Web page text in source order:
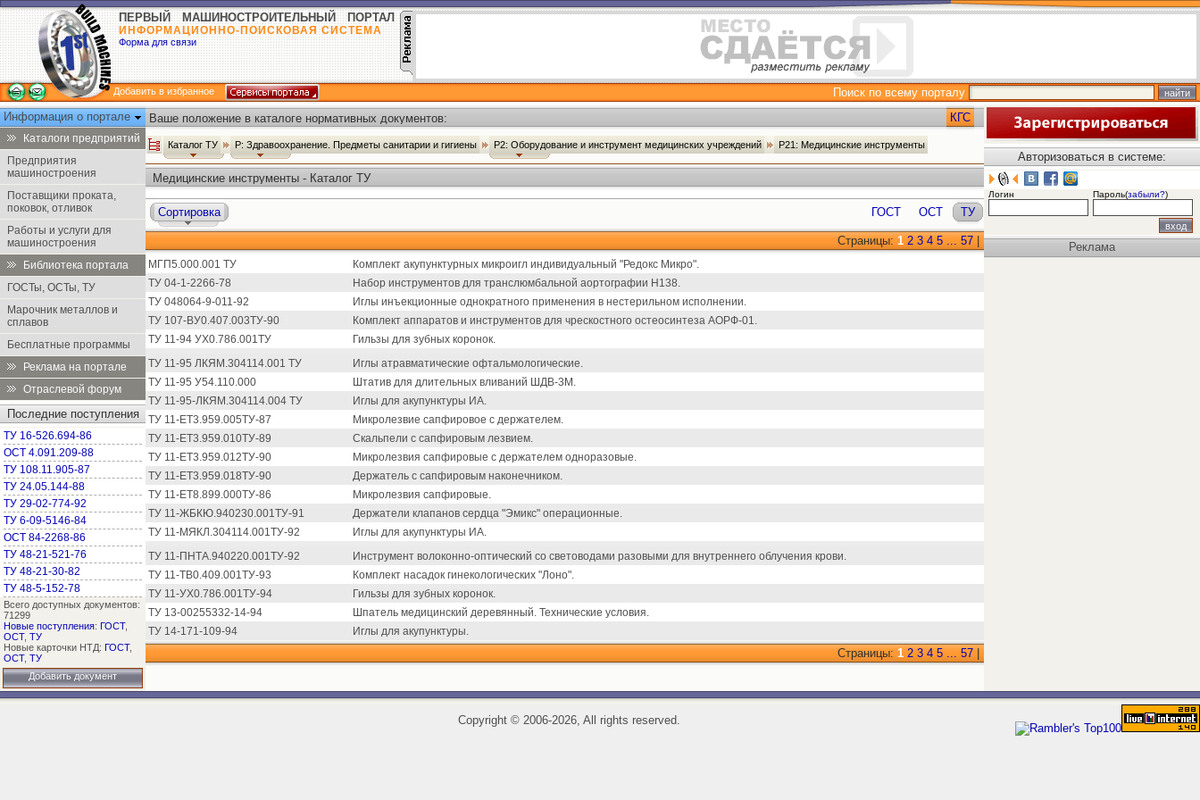
ПЕРВЫЙ МАШИНОСТРОИТЕЛЬНЫЙ ПОРТАЛ
ИНФОРМАЦИОННО-ПОИСКОВАЯ СИСТЕМА
Форма для связи
Добавить в избранное
Поиск по всему порталу
Информация о портале
Каталоги предприятий
Предприятия
машиностроения
Поставщики проката,
поковок, отливок
Работы и услуги для
машиностроения
Библиотека портала
ГОСТы, ОСТы, ТУ
Марочник металлов и
сплавов
Бесплатные программы
Реклама на портале
Отраслевой форум
Последние поступления
ТУ 16-526.694-86
ОСТ 4.091.209-88
ТУ 108.11.905-87
ТУ 24.05.144-88
ТУ 29-02-774-92
ТУ 6-09-5146-84
ОСТ 84-2268-86
ТУ 48-21-521-76
ТУ 48-21-30-82
ТУ 48-5-152-78
Всего доступных документов:
71299
Новые поступления: ГОСТ,
ОСТ, ТУ
Новые карточки НТД: ГОСТ,
ОСТ, ТУ
Добавить документ
Ваше положение в каталоге нормативных документов: КГС
Каталог ТУ Р: Здравоохранение. Предметы санитарии и гигиены Р2: Оборудование и инструмент медицинских учреждений Р21: Медицинские инструменты
Медицинские инструменты - Каталог ТУ
Сортировка ГОСТ ОСТ ТУ
Страницы: 1 2 3 4 5 ... 57
МГП5.000.001 ТУ
Комплект акупунктурных микроигл индивидуальный "Редокс Микро".
ТУ 04-1-2266-78
Набор инструментов для транслюмбальной аортографии Н138.
ТУ 048064-9-011-92
Иглы инъекционные однократного применения в нестерильном исполнении.
ТУ 107-ВУ0.407.003ТУ-90
Комплект аппаратов и инструментов для чрескостного остеосинтеза АОРФ-01.
ТУ 11-94 УХ0.786.001ТУ
Гильзы для зубных коронок.
ТУ 11-95 ЛКЯМ.304114.001 ТУ
Иглы атравматические офтальмологические.
ТУ 11-95 У54.110.000
Штатив для длительных вливаний ШДВ-3М.
ТУ 11-95-ЛКЯМ.304114.004 ТУ
Иглы для акупунктуры ИА.
ТУ 11-ЕТ3.959.005ТУ-87
Микролезвие сапфировое с держателем.
ТУ 11-ЕТ3.959.010ТУ-89
Скальпели с сапфировым лезвием.
ТУ 11-ЕТ3.959.012ТУ-90
Микролезвия сапфировые с держателем одноразовые.
ТУ 11-ЕТ3.959.018ТУ-90
Держатель с сапфировым наконечником.
ТУ 11-ЕТ8.899.000ТУ-86
Микролезвия сапфировые.
ТУ 11-ЖБКЮ.940230.001ТУ-91
Держатели клапанов сердца "Эмикс" операционные.
ТУ 11-МЯКЛ.304114.001ТУ-92
Иглы для акупунктуры ИА.
ТУ 11-ПНТА.940220.001ТУ-92
Инструмент волоконно-оптический со световодами разовыми для внутреннего облучения крови.
ТУ 11-ТВ0.409.001ТУ-93
Комплект насадок гинекологических "Лоно".
ТУ 11-УХ0.786.001ТУ-94
Гильзы для зубных коронок.
ТУ 13-00255332-14-94
Шпатель медицинский деревянный. Технические условия.
ТУ 14-171-109-94
Иглы для акупунктуры.
Страницы: 1 2 3 4 5 ... 57
Авторизоваться в системе:
Логин Пароль(забыли?)
Реклама
Copyright ©2006-2026, All rights reserved.